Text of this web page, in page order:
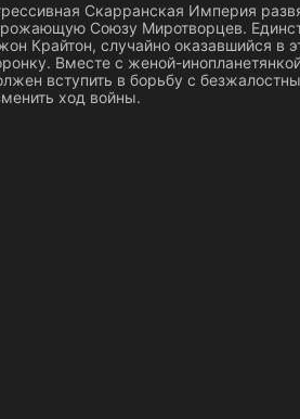
Скарранская Империя
Союзу Миротворцев.
Крайтон, случайно оказавшийся в
Вместе с женой-
вступить в борьбу с
ход войны.